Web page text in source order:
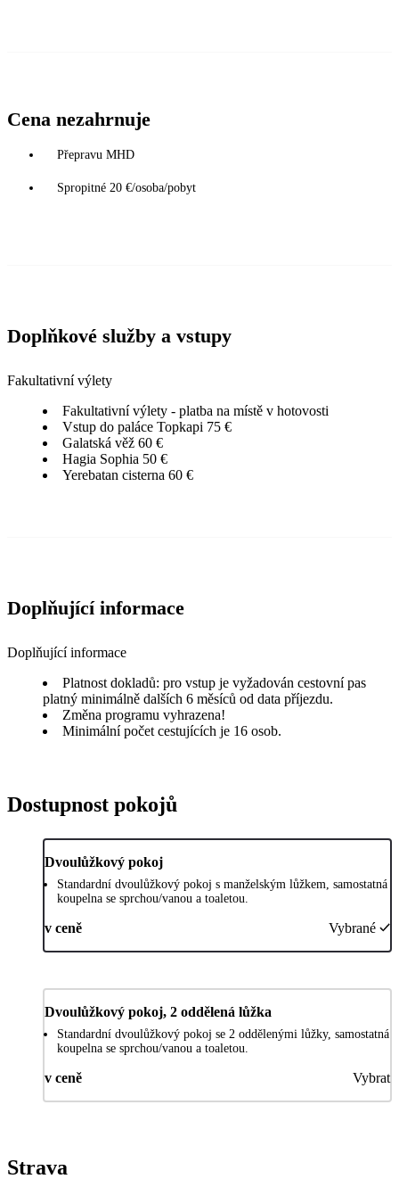
Cena nezahrnuje
Přepravu MHD
Spropitné 20 €/osoba/pobyt
Doplňkové služby a vstupy
Fakultativní výlety
Fakultativní výlety - platba na místě v hotovosti
Vstup do paláce Topkapi 75 €
Galatská věž 60 €
Hagia Sophia 50 €
Yerebatan cisterna 60 €
Doplňující informace
Doplňující informace
Platnost dokladů: pro vstup je vyžadován cestovní pas
platný minimálně dalších 6 měsíců od data příjezdu.
Změna programu vyhrazena!
Minimální počet cestujících je 16 osob.
Dostupnost pokojů
Dvoulůžkový pokoj
Standardní dvoulůžkový pokoj s manželským lůžkem, samostatná
koupelna se sprchou/vanou a toaletou.
v ceně Vybrané
Dvoulůžkový pokoj, 2 oddělená lůžka
Standardní dvoulůžkový pokoj se 2 oddělenými lůžky, samostatná
koupelna se sprchou/vanou a toaletou.
v ceně Vybrat
Strava